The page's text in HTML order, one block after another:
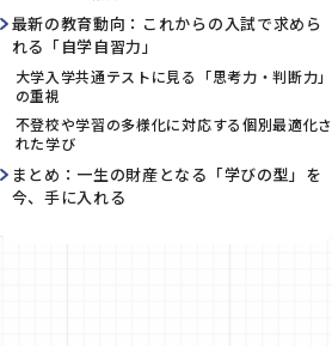
最新の教育動向：これからの入試で求めら
れる「自学自習力」
大学入学共通テストに見る「思考力・判断力」
の重視
不登校や学習の多様化に対応する個別最適化さ
れた学び
まとめ：一生の財産となる「学びの型」を
今、手に入れる